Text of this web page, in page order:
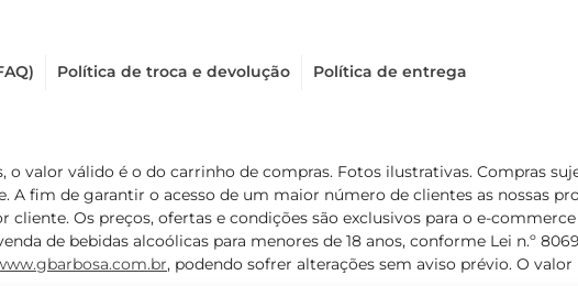
Política de troca e devolução Política de entrega
o valor válido é o do carrinho de compras. Fotos ilustrativas. Compras
A fim de garantir o acesso de um maior número de clientes as nossas
Os preços, ofertas e condições são exclusivos para o e-
de bebidas alcoólicas para menores de 18 anos, conforme Lei n.º
, podendo sofrer alterações sem aviso prévio. O